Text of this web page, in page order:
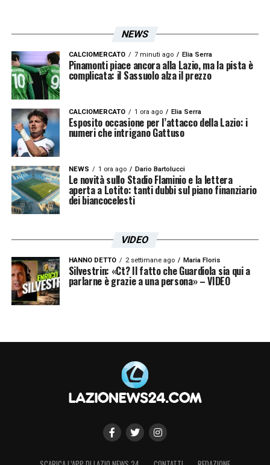
NEWS
CALCIOMERCATO 7 minuti ago Elia Serra
Pinamonti piace ancora alla Lazio, ma la pista è
complicata: il Sassuolo alza il prezzo
CALCIOMERCATO 1 ora ago Elia Serra
Esposito occasione per l’attacco della Lazio: i
numeri che intrigano Gattuso
NEWS 1 ora ago Dario Bartolucci
Le novità sullo Stadio Flaminio e la lettera
aperta a Lotito: tanti dubbi sul piano finanziario
dei biancocelesti
VIDEO
HANNO DETTO 2 settimane ago Maria Floris
Silvestrin: «Ct? Il fatto che Guardiola sia qui a
parlarne è grazie a una persona» – VIDEO